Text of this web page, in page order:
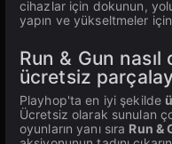
cihazlar için dokunun,
yapın ve yükseltmeler
Run & Gun nasıl
ücretsiz
Playhop'ta en iyi şekilde
Ücretsiz olarak sunulan
oyunların yanı sıra Run &